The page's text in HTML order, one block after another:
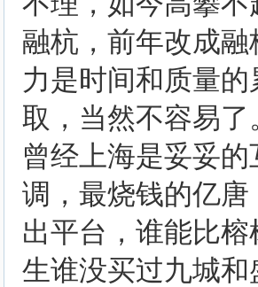
融杭，前年改成
力是时间和质量
取，当然不容易了
曾经上海是妥妥
调，最烧钱的亿
出平台，谁能比
生谁没买过九城